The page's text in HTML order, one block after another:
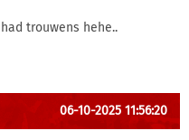
trouwens hehe..
06-10-2025 11:56:20